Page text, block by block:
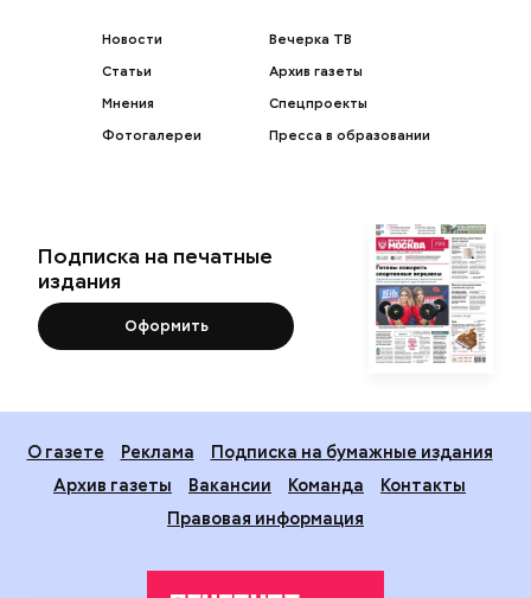
Новости
Статьи
Мнения
Фотогалереи
Вечерка ТВ
Архив газеты
Спецпроекты
Пресса в образовании
Подписка на печатные
издания
Оформить
О газете Реклама
Подписка на бумажные издания
Архив газеты
Вакансии Команда
Контакты
Правовая информация